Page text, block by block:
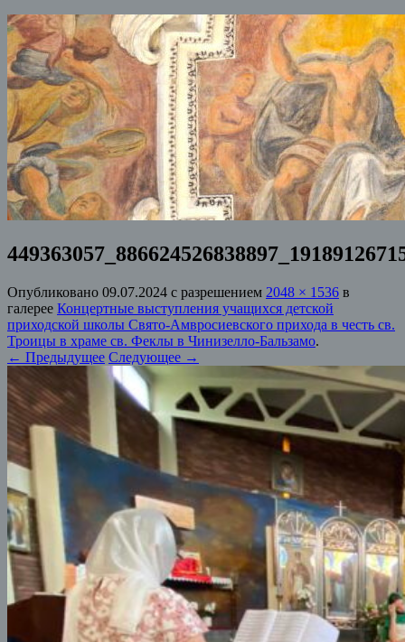
Опубликовано 09.07.2024 с разрешением 2048 × 1536 в
галерее Концертные выступления учащихся детской
приходской школы Свято-Амвросиевского прихода в честь св.
Троицы в храме св. Феклы в Чинизелло-Бальзамо.
← Предыдущее Следующее →